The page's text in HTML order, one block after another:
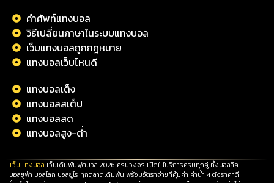
คำศัพท์แทงบอล
วิธีเปลี่ยนภาษาในระบบแทงบอล
เว็บแทงบอลถูกกฎหมาย
แทงบอลเว็บไหนดี
แทงบอลเต็ง
แทงบอลสเต็ป
แทงบอลสด
แทงบอลสูง-ต่ำ
เว็บแทงบอล เว็บเดิมพันฟุตบอล 2026 ครบวงจร เปิดให้บริการครบทุกคู่ ทั้งบอลลีค
บอลยูฟ่า บอลโลก บอลยูโร ทุกตลาดเดิมพัน พร้อมอัตราจ่ายที่คุ้มค่า ค่าน้ำ 4 ตังราคาดี